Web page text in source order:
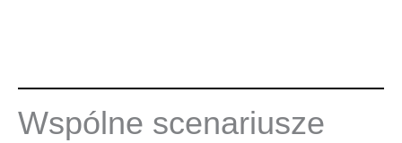
Wspólne scenariusze